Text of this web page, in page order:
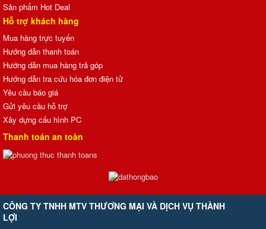
Sản phẩm Hot Deal
Hỗ trợ khách hàng
Mua hàng trực tuyến
Hướng dẫn thanh toán
Hướng dẫn mua hàng trả góp
Hướng dẫn tra cứu hóa đơn điện tử
Yêu cầu báo giá
Gửi yêu cầu hỗ trợ
Xây dựng cấu hình PC
Thanh toán an toàn
CÔNG TY TNHH MTV THƯƠNG MẠI VÀ DỊCH VỤ THÀNH
LỢI